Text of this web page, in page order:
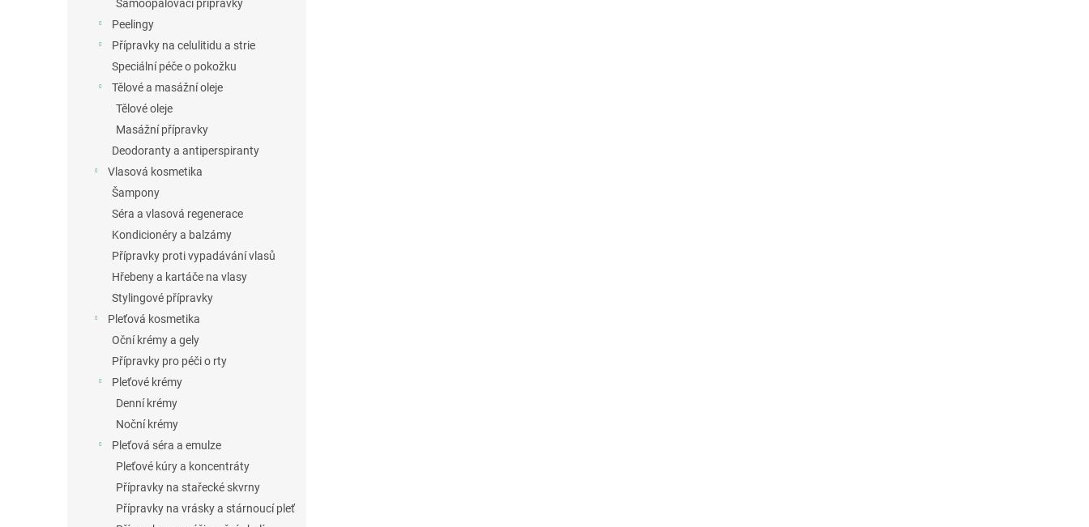
Samoopalovací přípravky
Peelingy
Přípravky na celulitidu a strie
Speciální péče o pokožku
Tělové a masážní oleje
Tělové oleje
Masážní přípravky
Deodoranty a antiperspiranty
Vlasová kosmetika
Šampony
Séra a vlasová regenerace
Kondicionéry a balzámy
Přípravky proti vypadávání vlasů
Hřebeny a kartáče na vlasy
Stylingové přípravky
Pleťová kosmetika
Oční krémy a gely
Přípravky pro péči o rty
Pleťové krémy
Denní krémy
Noční krémy
Pleťová séra a emulze
Pleťové kúry a koncentráty
Přípravky na stařecké skvrny
Přípravky na vrásky a stárnoucí pleť